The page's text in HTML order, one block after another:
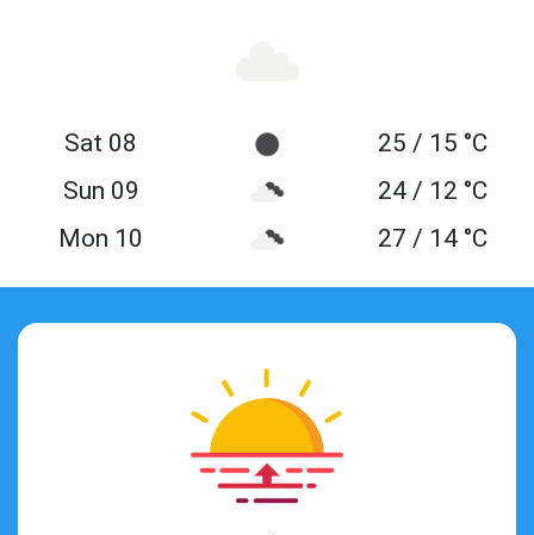
Sat 08
25 / 15 °C
Sun 09
24 / 12 °C
Mon 10
27 / 14 °C